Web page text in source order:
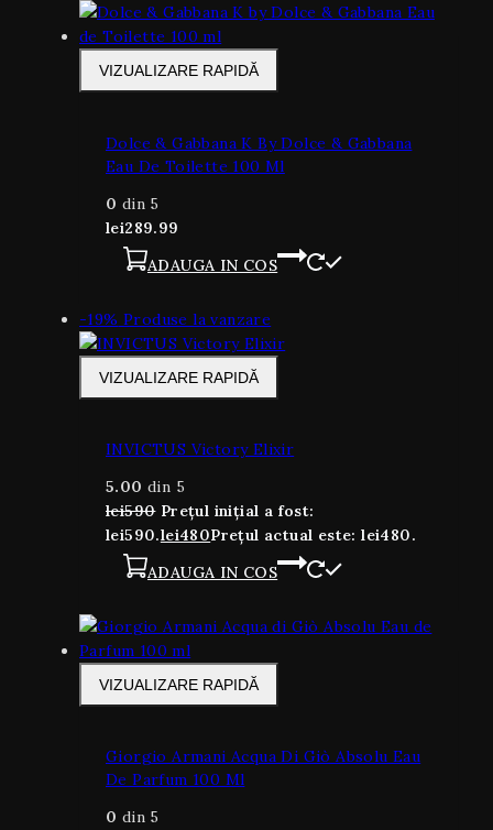
VIZUALIZARE RAPIDĂ
Dolce & Gabbana K By Dolce & Gabbana
Eau De Toilette 100 Ml
0 din 5
lei289.99
ADAUGA IN COS
-19% Produse la vanzare
VIZUALIZARE RAPIDĂ
INVICTUS Victory Elixir
5.00 din 5
lei590 Prețul inițial a fost:
lei590.lei480Prețul actual este: lei480.
ADAUGA IN COS
VIZUALIZARE RAPIDĂ
Giorgio Armani Acqua Di Giò Absolu Eau
De Parfum 100 Ml
0 din 5